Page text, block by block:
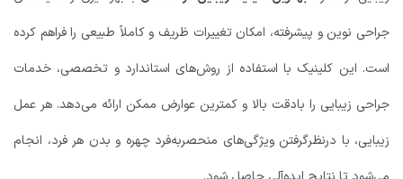
جراحی نوین و پیشرفته، امکان تغییرات ظریف و کاملاً طبیعی را فراهم کرده
است. این کلینیک با استفاده از روش‌های استاندارد و تخصصی، خدمات
جراحی زیبایی را بادقت بالا و کمترین عوارض ممکن ارائه می‌دهد. هر عمل
زیبایی، با درنظرگرفتن ویژگی‌های منحصربه‌فرد چهره و بدن هر فرد، انجام